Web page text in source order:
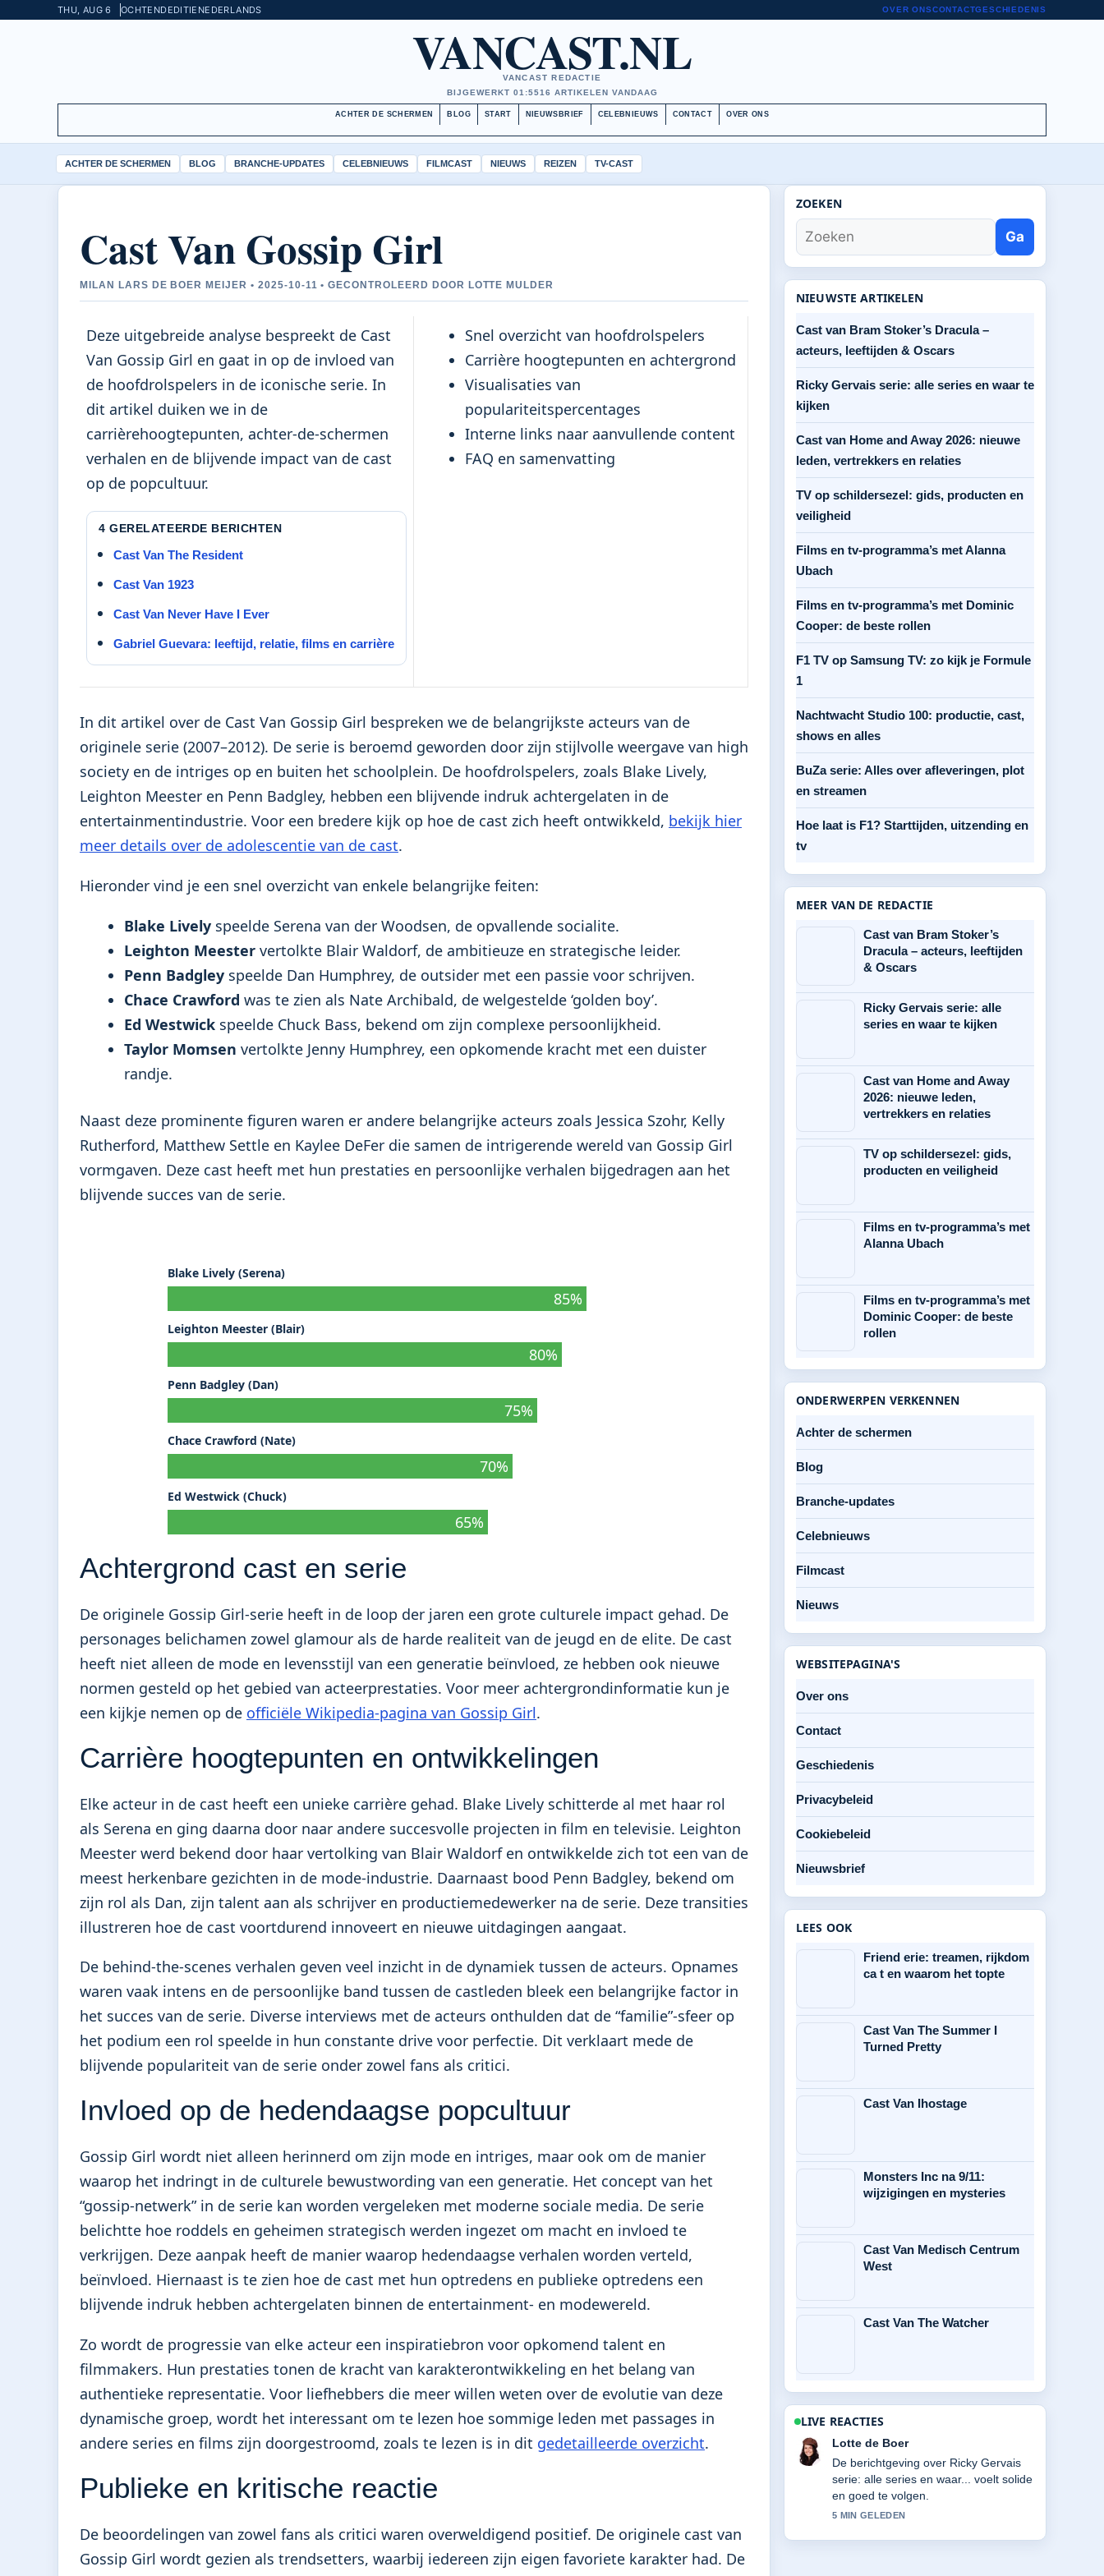
THU, AUG 6 OCHTENDEDITIE NEDERLANDS OVER ONSCONTACTGESCHIEDENIS
VANCAST.NL
VANCAST REDACTIE
BIJGEWERKT 01:5516 ARTIKELEN VANDAAG
ACHTER DE SCHERMEN BLOG START NIEUWSBRIEF CELEBNIEUWS CONTACT OVER ONS
ACHTER DE SCHERMEN BLOG BRANCHE-UPDATES CELEBNIEUWS FILMCAST NIEUWS REIZEN TV-CAST
Cast Van Gossip Girl
MILAN LARS DE BOER MEIJER • 2025-10-11 • GECONTROLEERD DOOR LOTTE MULDER
Deze uitgebreide analyse bespreekt de Cast
Van Gossip Girl en gaat in op de invloed van
de hoofdrolspelers in de iconische serie. In
dit artikel duiken we in de
carrièrehoogtepunten, achter-de-schermen
verhalen en de blijvende impact van de cast
op de popcultuur.
4 GERELATEERDE BERICHTEN
Cast Van The Resident
Cast Van 1923
Cast Van Never Have I Ever
Gabriel Guevara: leeftijd, relatie, films en carrière
Snel overzicht van hoofdrolspelers
Carrière hoogtepunten en achtergrond
Visualisaties van
populariteitspercentages
Interne links naar aanvullende content
FAQ en samenvatting
In dit artikel over de Cast Van Gossip Girl bespreken we de belangrijkste acteurs van de
originele serie (2007–2012). De serie is beroemd geworden door zijn stijlvolle weergave van high
society en de intriges op en buiten het schoolplein. De hoofdrolspelers, zoals Blake Lively,
Leighton Meester en Penn Badgley, hebben een blijvende indruk achtergelaten in de
entertainmentindustrie. Voor een bredere kijk op hoe de cast zich heeft ontwikkeld, bekijk hier
meer details over de adolescentie van de cast.
Hieronder vind je een snel overzicht van enkele belangrijke feiten:
Blake Lively speelde Serena van der Woodsen, de opvallende socialite.
Leighton Meester vertolkte Blair Waldorf, de ambitieuze en strategische leider.
Penn Badgley speelde Dan Humphrey, de outsider met een passie voor schrijven.
Chace Crawford was te zien als Nate Archibald, de welgestelde ‘golden boy’.
Ed Westwick speelde Chuck Bass, bekend om zijn complexe persoonlijkheid.
Taylor Momsen vertolkte Jenny Humphrey, een opkomende kracht met een duister
randje.
Naast deze prominente figuren waren er andere belangrijke acteurs zoals Jessica Szohr, Kelly
Rutherford, Matthew Settle en Kaylee DeFer die samen de intrigerende wereld van Gossip Girl
vormgaven. Deze cast heeft met hun prestaties en persoonlijke verhalen bijgedragen aan het
blijvende succes van de serie.
Blake Lively (Serena)
85%
Leighton Meester (Blair)
80%
Penn Badgley (Dan)
75%
Chace Crawford (Nate)
70%
Ed Westwick (Chuck)
65%
Achtergrond cast en serie
De originele Gossip Girl-serie heeft in de loop der jaren een grote culturele impact gehad. De
personages belichamen zowel glamour als de harde realiteit van de jeugd en de elite. De cast
heeft niet alleen de mode en levensstijl van een generatie beïnvloed, ze hebben ook nieuwe
normen gesteld op het gebied van acteerprestaties. Voor meer achtergrondinformatie kun je
een kijkje nemen op de officiële Wikipedia-pagina van Gossip Girl.
Carrière hoogtepunten en ontwikkelingen
Elke acteur in de cast heeft een unieke carrière gehad. Blake Lively schitterde al met haar rol
als Serena en ging daarna door naar andere succesvolle projecten in film en televisie. Leighton
Meester werd bekend door haar vertolking van Blair Waldorf en ontwikkelde zich tot een van de
meest herkenbare gezichten in de mode-industrie. Daarnaast bood Penn Badgley, bekend om
zijn rol als Dan, zijn talent aan als schrijver en productiemedewerker na de serie. Deze transities
illustreren hoe de cast voortdurend innoveert en nieuwe uitdagingen aangaat.
De behind-the-scenes verhalen geven veel inzicht in de dynamiek tussen de acteurs. Opnames
waren vaak intens en de persoonlijke band tussen de castleden bleek een belangrijke factor in
het succes van de serie. Diverse interviews met de acteurs onthulden dat de “familie”-sfeer op
het podium een rol speelde in hun constante drive voor perfectie. Dit verklaart mede de
blijvende populariteit van de serie onder zowel fans als critici.
Invloed op de hedendaagse popcultuur
Gossip Girl wordt niet alleen herinnerd om zijn mode en intriges, maar ook om de manier
waarop het indringt in de culturele bewustwording van een generatie. Het concept van het
“gossip-netwerk” in de serie kan worden vergeleken met moderne sociale media. De serie
belichtte hoe roddels en geheimen strategisch werden ingezet om macht en invloed te
verkrijgen. Deze aanpak heeft de manier waarop hedendaagse verhalen worden verteld,
beïnvloed. Hiernaast is te zien hoe de cast met hun optredens en publieke optredens een
blijvende indruk hebben achtergelaten binnen de entertainment- en modewereld.
Zo wordt de progressie van elke acteur een inspiratiebron voor opkomend talent en
filmmakers. Hun prestaties tonen de kracht van karakterontwikkeling en het belang van
authentieke representatie. Voor liefhebbers die meer willen weten over de evolutie van deze
dynamische groep, wordt het interessant om te lezen hoe sommige leden met passages in
andere series en films zijn doorgestroomd, zoals te lezen is in dit gedetailleerde overzicht.
Publieke en kritische reactie
De beoordelingen van zowel fans als critici waren overweldigend positief. De originele cast van
Gossip Girl wordt gezien als trendsetters, waarbij iedereen zijn eigen favoriete karakter had. De
ZOEKEN
Ga
NIEUWSTE ARTIKELEN
Cast van Bram Stoker’s Dracula –
acteurs, leeftijden & Oscars
Ricky Gervais serie: alle series en waar te
kijken
Cast van Home and Away 2026: nieuwe
leden, vertrekkers en relaties
TV op schildersezel: gids, producten en
veiligheid
Films en tv-programma’s met Alanna
Ubach
Films en tv-programma’s met Dominic
Cooper: de beste rollen
F1 TV op Samsung TV: zo kijk je Formule
1
Nachtwacht Studio 100: productie, cast,
shows en alles
BuZa serie: Alles over afleveringen, plot
en streamen
Hoe laat is F1? Starttijden, uitzending en
tv
MEER VAN DE REDACTIE
Cast van Bram Stoker’s
Dracula – acteurs, leeftijden
& Oscars
Ricky Gervais serie: alle
series en waar te kijken
Cast van Home and Away
2026: nieuwe leden,
vertrekkers en relaties
TV op schildersezel: gids,
producten en veiligheid
Films en tv-programma’s met
Alanna Ubach
Films en tv-programma’s met
Dominic Cooper: de beste
rollen
ONDERWERPEN VERKENNEN
Achter de schermen
Blog
Branche-updates
Celebnieuws
Filmcast
Nieuws
WEBSITEPAGINA'S
Over ons
Contact
Geschiedenis
Privacybeleid
Cookiebeleid
Nieuwsbrief
LEES OOK
Friend erie: treamen, rijkdom
ca t en waarom het topte
Cast Van The Summer I
Turned Pretty
Cast Van Ihostage
Monsters Inc na 9/11:
wijzigingen en mysteries
Cast Van Medisch Centrum
West
Cast Van The Watcher
LIVE REACTIES
Ruben Bos
Goede verificatie rond Cast van Home
and Away 2026: nieuwe.... Meer
redacties zouden zo moeten schrijven.
7 MIN GELEDEN